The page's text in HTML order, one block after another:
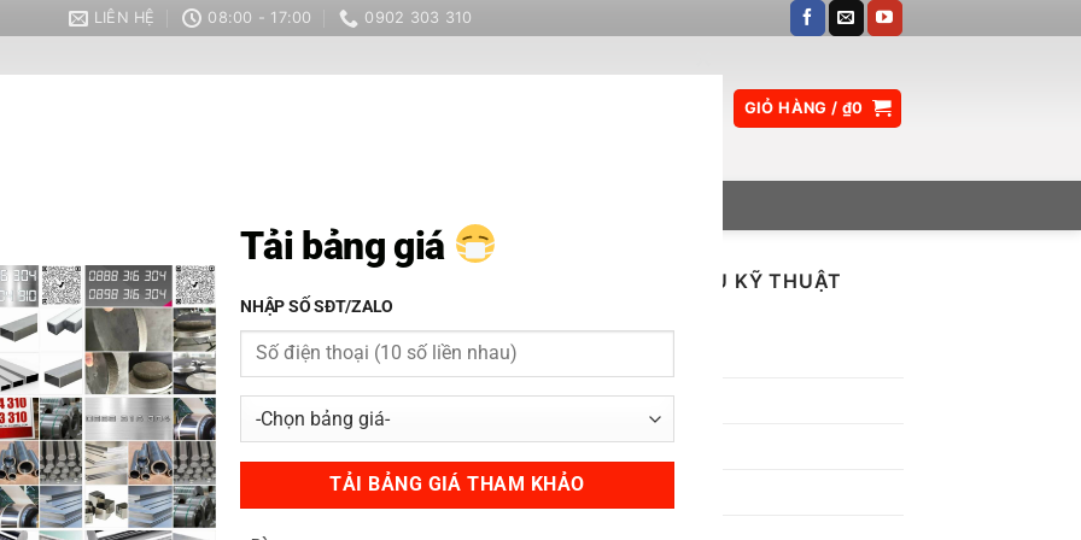
LIÊN HỆ 08:00 - 17:00 0902 303 310
GIỎ HÀNG / ₫0
INOX
pháp căn chỉnh chính xác cho
dụng máy móc!
TÀI LIỆU KỸ THUẬT
Nhôm
Đồng
CLOSE
THIS
MODULE
Tải bảng giá
NHẬP SỐ SĐT/ZALO